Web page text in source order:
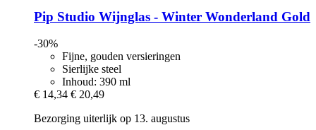
Pip Studio Wijnglas -​ Winter Wonderland Gold
-30%
Fijne, gouden versieringen
Sierlijke steel
Inhoud: 390 ml
€ 14,34 € 20,49
Bezorging uiterlijk op 13. augustus